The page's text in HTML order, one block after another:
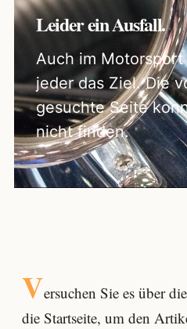
Leider ein Ausfall.
Auch im
jeder das Ziel. Die
gesuchte Seite
nicht finden.
Versuchen Sie es über die
die Startseite, um den